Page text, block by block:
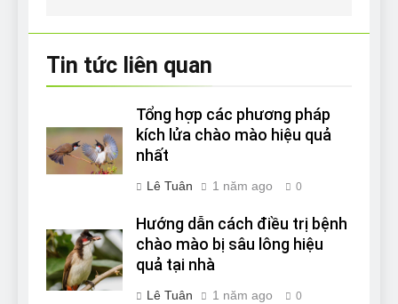
Tin tức liên quan
Tổng hợp các phương pháp
kích lửa chào mào hiệu quả
nhất
Lê Tuân 1 năm ago 0
Hướng dẫn cách điều trị bệnh
chào mào bị sâu lông hiệu
quả tại nhà
Lê Tuân 1 năm ago 0